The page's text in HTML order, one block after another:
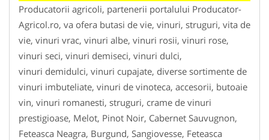
Producatorii agricoli, partenerii portalului Producator-
Agricol.ro, va ofera butasi de vie, vinuri, struguri, vita de
vie, vinuri vrac, vinuri albe, vinuri rosii, vinuri rose,
vinuri seci, vinuri demiseci, vinuri dulci,
vinuri demidulci, vinuri cupajate, diverse sortimente de
vinuri imbuteliate, vinuri de vinoteca, accesorii, butoaie
vin, vinuri romanesti, struguri, crame de vinuri
prestigioase, Melot, Pinot Noir, Cabernet Sauvugnon,
Feteasca Neagra, Burgund, Sangiovesse, Feteasca